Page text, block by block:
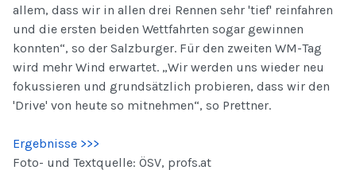
allem, dass wir in allen drei Rennen sehr 'tief' reinfahren
und die ersten beiden Wettfahrten sogar gewinnen
konnten“, so der Salzburger. Für den zweiten WM-Tag
wird mehr Wind erwartet. „Wir werden uns wieder neu
fokussieren und grundsätzlich probieren, dass wir den
'Drive' von heute so mitnehmen“, so Prettner.
Ergebnisse >>>
Foto- und Textquelle: ÖSV, profs.at